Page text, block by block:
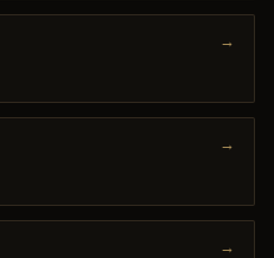
→
→
→